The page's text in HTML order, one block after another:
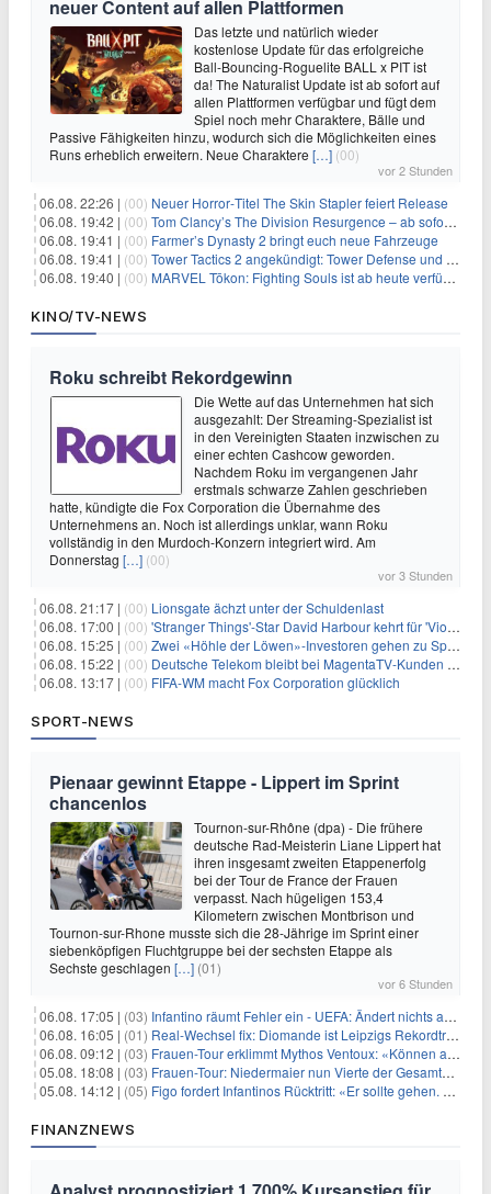
neuer Content auf allen Plattformen
Das letzte und natürlich wieder
kostenlose Update für das erfolgreiche
Ball-Bouncing-Roguelite BALL x PIT ist
da! The Naturalist Update ist ab sofort auf
allen Plattformen verfügbar und fügt dem
Spiel noch mehr Charaktere, Bälle und
Passive Fähigkeiten hinzu, wodurch sich die Möglichkeiten eines
Runs erheblich erweitern. Neue Charaktere […] (00)
vor 2 Stunden
06.08. 22:26 | (00) Neuer Horror‑Titel The Skin Stapler feiert Release
06.08. 19:42 | (00) Tom Clancy’s The Division Resurgence – ab sofort für euch verfügbar
06.08. 19:41 | (00) Farmer’s Dynasty 2 bringt euch neue Fahrzeuge
06.08. 19:41 | (00) Tower Tactics 2 angekündigt: Tower Defense und Deckbuilding Kombo kehrt zurück
06.08. 19:40 | (00) MARVEL Tōkon: Fighting Souls ist ab heute verfügbar
KINO/TV-NEWS
Roku schreibt Rekordgewinn
Die Wette auf das Unternehmen hat sich
ausgezahlt: Der Streaming-Spezialist ist
in den Vereinigten Staaten inzwischen zu
einer echten Cashcow geworden.
Nachdem Roku im vergangenen Jahr
erstmals schwarze Zahlen geschrieben
hatte, kündigte die Fox Corporation die Übernahme des
Unternehmens an. Noch ist allerdings unklar, wann Roku
vollständig in den Murdoch-Konzern integriert wird. Am
Donnerstag […] (00)
vor 3 Stunden
06.08. 21:17 | (00) Lionsgate ächzt unter der Schuldenlast
06.08. 17:00 | (00) 'Stranger Things'-Star David Harbour kehrt für 'Violent Night 2' zurück – Kristen Bell stößt zur Besetzung
06.08. 15:25 | (00) Zwei «Höhle der Löwen»-Investoren gehen zu Springer
06.08. 15:22 | (00) Deutsche Telekom bleibt bei MagentaTV-Kunden vage
06.08. 13:17 | (00) FIFA-WM macht Fox Corporation glücklich
SPORT-NEWS
Pienaar gewinnt Etappe - Lippert im Sprint
chancenlos
Tournon-sur-Rhône (dpa) - Die frühere
deutsche Rad-Meisterin Liane Lippert hat
ihren insgesamt zweiten Etappenerfolg
bei der Tour de France der Frauen
verpasst. Nach hügeligen 153,4
Kilometern zwischen Montbrison und
Tournon-sur-Rhone musste sich die 28-Jährige im Sprint einer
siebenköpfigen Fluchtgruppe bei der sechsten Etappe als
Sechste geschlagen […] (01)
vor 6 Stunden
06.08. 17:05 | (03) Infantino räumt Fehler ein - UEFA: Ändert nichts an Boykott
06.08. 16:05 | (01) Real-Wechsel fix: Diomande ist Leipzigs Rekordtransfer
06.08. 09:12 | (03) Frauen-Tour erklimmt Mythos Ventoux: «Können alles schaffen»
05.08. 18:08 | (03) Frauen-Tour: Niedermaier nun Vierte der Gesamtwertung
05.08. 14:12 | (05) Figo fordert Infantinos Rücktritt: «Er sollte gehen. Jetzt»
FINANZNEWS